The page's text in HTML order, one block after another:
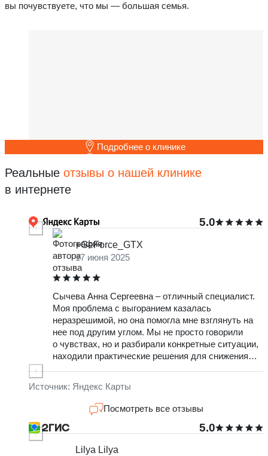
вы почувствуете, что мы — большая семья.
Подробнее о клинике
Реальные отзывы о нашей клинике
в интернете
5.0
+GeForce_GTX
17 июня 2025
Сычева Анна Сергеевна – отличный специалист.
Моя проблема с выгоранием казалась
неразрешимой, но она помогла мне взглянуть на
нее под другим углом. Мы не просто говорили
о чувствах, но и разбирали конкретные ситуации,
находили практические решения для снижения
Источник: Яндекс Карты
Посмотреть все отзывы
5.0
Lilya Lilya